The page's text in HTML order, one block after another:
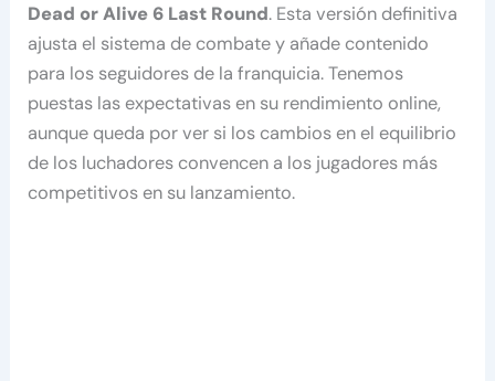
Dead or Alive 6 Last Round. Esta versión definitiva
ajusta el sistema de combate y añade contenido
para los seguidores de la franquicia. Tenemos
puestas las expectativas en su rendimiento online,
aunque queda por ver si los cambios en el equilibrio
de los luchadores convencen a los jugadores más
competitivos en su lanzamiento.